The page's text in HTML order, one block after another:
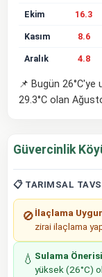
Ekim 16.3
Kasım 8.6
Aralık 4.8
📌 Bugün 26°C'ye
29.3°C olan
Güvercinlik
📋 TARIMSAL
🚫 İlaçlama
zirai ilaçlama
💧 Sulama
yüksek (26°C)